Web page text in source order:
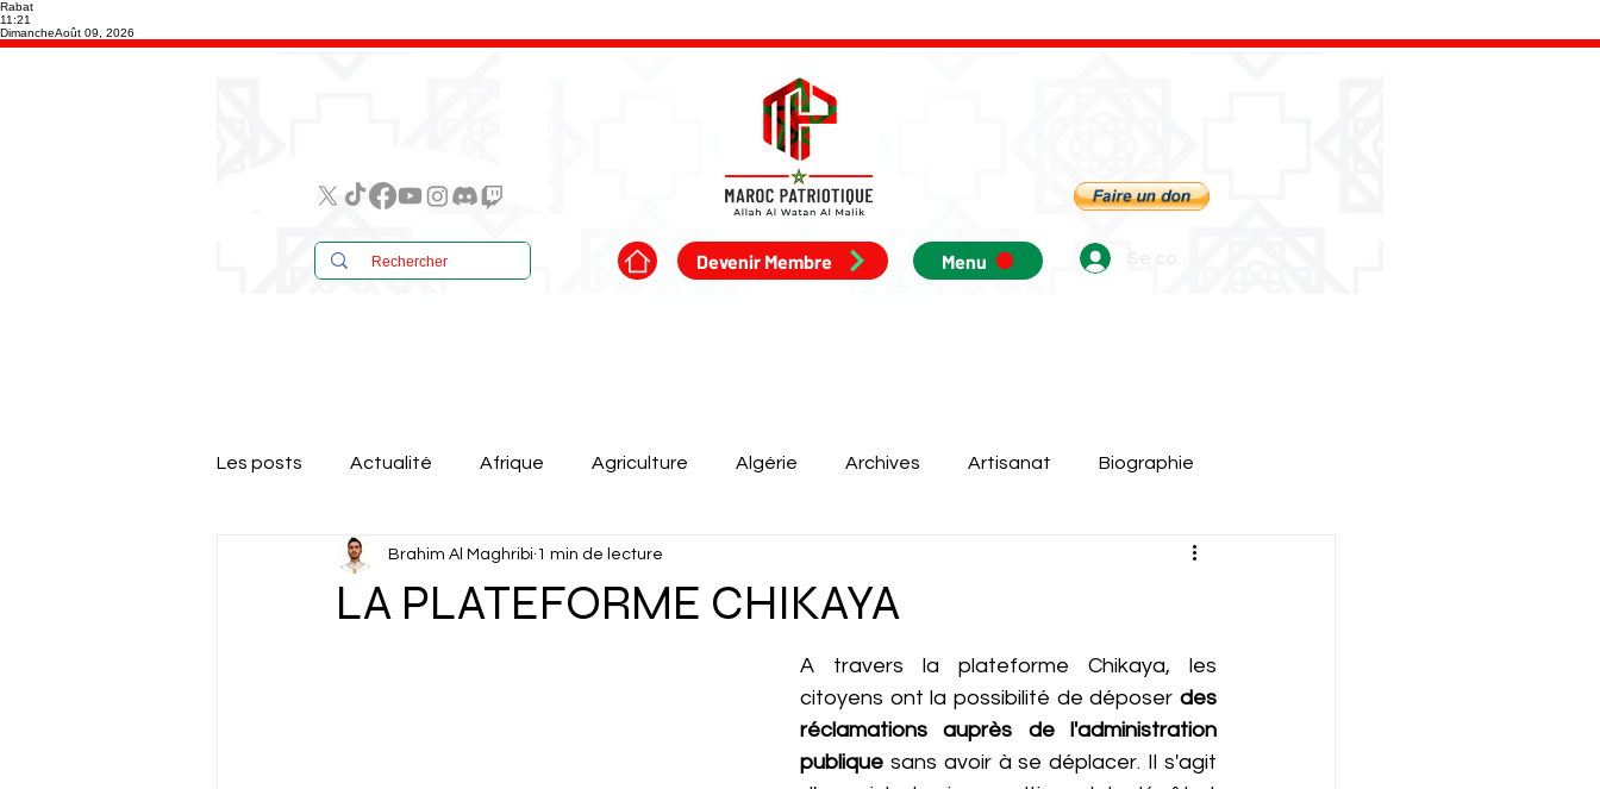
Rabat
11:21
DimancheAoût 09, 2026
Se connecter
Devenir Membre Menu
Les posts Actualité Afrique Agriculture Algérie Archives Artisanat Biographie
CAN 2025 Cinéma & Arts visuels Confidentiel Définition
LA PLATEFORME CHIKAYA
Brahim Al Maghribi 1 min de lecture
A travers la plateforme Chikaya, les
citoyens ont la possibilité de déposer des
réclamations auprès de l'administration
publique sans avoir à se déplacer. Il s'agit